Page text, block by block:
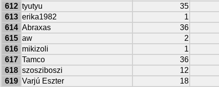
612 tyutyu
35
613 erika1982
1
614 Abraxas
36
615 aw
2
616 mikizoli
1
617 Tamco
36
618 szosziboszi
12
619 Varjú Eszter
18